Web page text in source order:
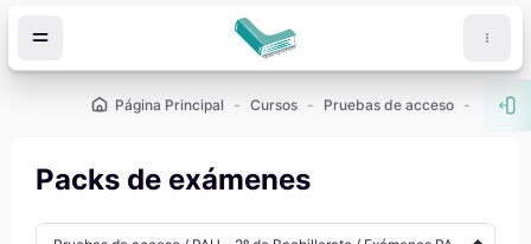
Página Principal Cursos Pruebas de acceso PAU -
Packs de exámenes